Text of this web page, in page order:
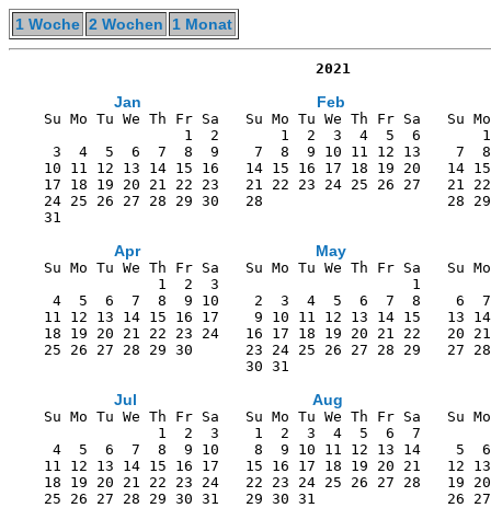
1 Woche 2 Wochen 1 Monat
                                   2021
Jan Feb
Su Mo Tu We Th Fr Sa   Su Mo Tu We Th Fr Sa   Su
1  2       1  2  3  4  5  6
3  4  5  6  7  8  9    7  8  9 10 11 12 13    7
10 11 12 13 14 15 16   14 15 16 17 18 19 20   14
17 18 19 20 21 22 23   21 22 23 24 25 26 27   21
24 25 26 27 28 29 30   28
Apr May
Su Mo Tu We Th Fr Sa   Su Mo Tu We Th Fr Sa   Su
1  2  3                      1
4  5  6  7  8  9 10    2  3  4  5  6  7  8    6
11 12 13 14 15 16 17    9 10 11 12 13 14 15   13
18 19 20 21 22 23 24   16 17 18 19 20 21 22   20
25 26 27 28 29 30      23 24 25 26 27 28 29
Jul Aug
Su Mo Tu We Th Fr Sa   Su Mo Tu We Th Fr Sa   Su
1  2  3    1  2  3  4  5  6  7
4  5  6  7  8  9 10    8  9 10 11 12 13 14    5
11 12 13 14 15 16 17   15 16 17 18 19 20 21   12
18 19 20 21 22 23 24   22 23 24 25 26 27 28   19
25 26 27 28 29 30 31   29 30 31